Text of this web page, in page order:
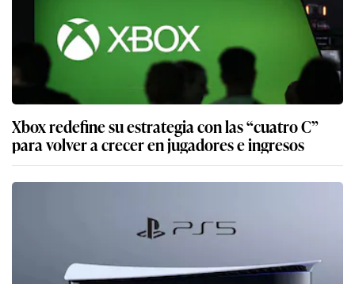
Xbox redefine su estrategia con las “cuatro C”
para volver a crecer en jugadores e ingresos